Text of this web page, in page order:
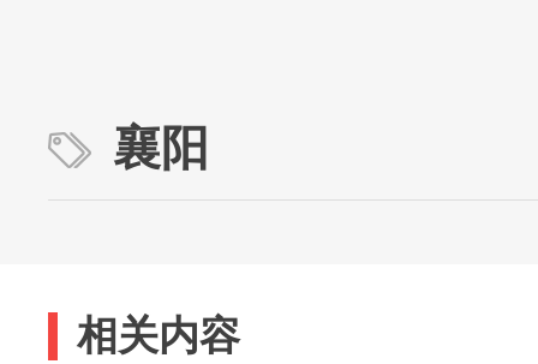
襄阳
相关内容